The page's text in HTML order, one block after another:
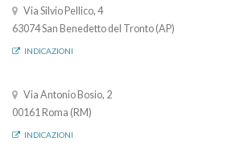
Via Silvio Pellico, 4
63074 San Benedetto del Tronto (AP)
INDICAZIONI
Via Antonio Bosio, 2
00161 Roma (RM)
INDICAZIONI